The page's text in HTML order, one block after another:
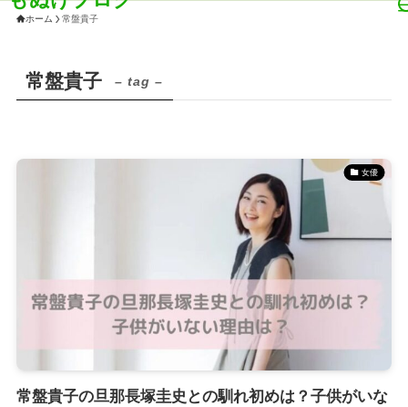
ホーム 常盤貴子
常盤貴子 – tag –
女優
常盤貴子の旦那長塚圭史との馴れ初めは？子供がいな